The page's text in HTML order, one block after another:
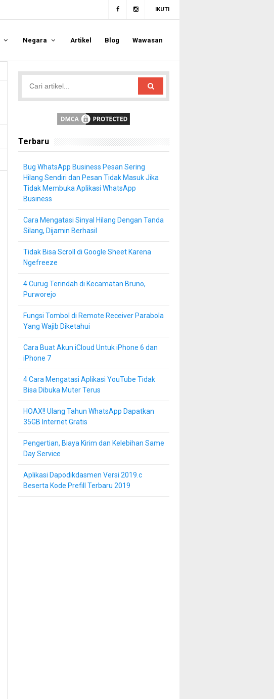
IKUTI
Negara Artikel Blog Wawasan
Terbaru
Bug WhatsApp Business Pesan Sering
Hilang Sendiri dan Pesan Tidak Masuk Jika
Tidak Membuka Aplikasi WhatsApp
Business
Cara Mengatasi Sinyal Hilang Dengan Tanda
Silang, Dijamin Berhasil
Tidak Bisa Scroll di Google Sheet Karena
Ngefreeze
4 Curug Terindah di Kecamatan Bruno,
Purworejo
Fungsi Tombol di Remote Receiver Parabola
Yang Wajib Diketahui
Cara Buat Akun iCloud Untuk iPhone 6 dan
iPhone 7
4 Cara Mengatasi Aplikasi YouTube Tidak
Bisa Dibuka Muter Terus
HOAX!! Ulang Tahun WhatsApp Dapatkan
35GB Internet Gratis
Pengertian, Biaya Kirim dan Kelebihan Same
Day Service
Aplikasi Dapodikdasmen Versi 2019.c
Beserta Kode Prefill Terbaru 2019